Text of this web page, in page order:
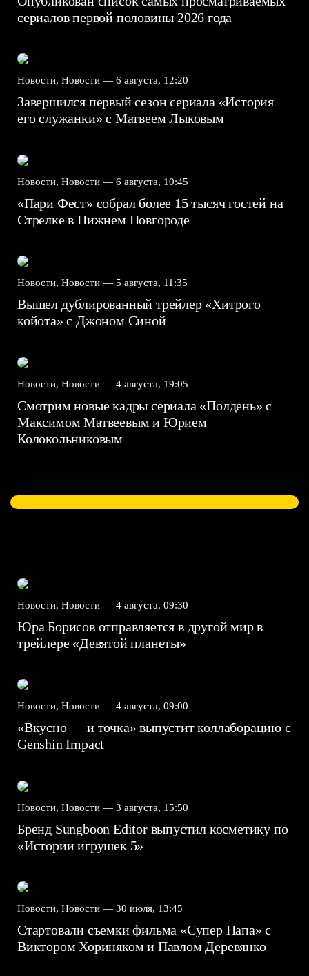
сериалов первой половины 2026 года
Новости, Новости — 6 августа, 12:20
Завершился первый сезон сериала «История
его служанки» с Матвеем Лыковым
Новости, Новости — 6 августа, 10:45
«Пари Фест» собрал более 15 тысяч гостей на
Стрелке в Нижнем Новгороде
Новости, Новости — 5 августа, 11:35
Вышел дублированный трейлер «Хитрого
койота» с Джоном Синой
Новости, Новости — 4 августа, 19:05
Смотрим новые кадры сериала «Полдень» с
Максимом Матвеевым и Юрием
Колокольниковым
Новости, Новости — 4 августа, 09:30
Юра Борисов отправляется в другой мир в
трейлере «Девятой планеты»
Новости, Новости — 4 августа, 09:00
«Вкусно — и точка» выпустит коллаборацию с
Genshin Impact⁠⁠
Новости, Новости — 3 августа, 15:50
Бренд Sungboon Editor выпустил косметику по
«Истории игрушек 5»
Новости, Новости — 30 июля, 13:45
Стартовали съемки фильма «Супер Папа» с
Виктором Хориняком и Павлом Деревянко